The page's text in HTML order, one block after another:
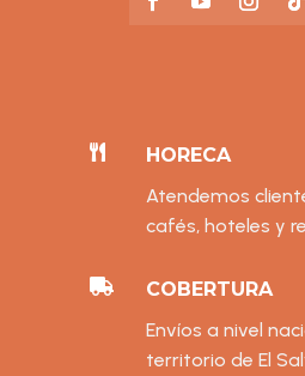

HORECA
Atendemos
cafés, hoteles y

COBERTURA
Envíos a nivel
territorio de El